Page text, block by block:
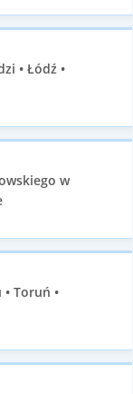
• Łódź •
w
Toruń •